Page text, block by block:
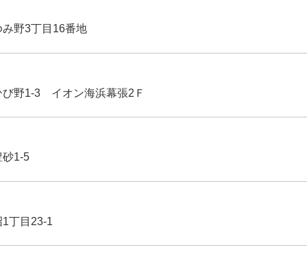
野3丁目16番地
野1-3 イオン海浜幕張2Ｆ
砂1-5
丁目23-1